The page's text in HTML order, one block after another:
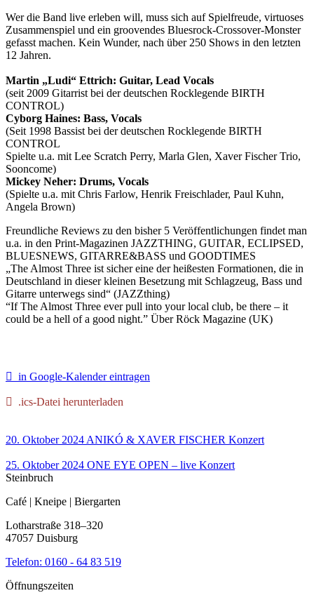
Wer die Band live erleben will, muss sich auf Spielfreude, virtuoses
Zusammenspiel und ein groovendes Bluesrock-Crossover-Monster
gefasst machen. Kein Wunder, nach über 250 Shows in den letzten
12 Jahren.
Martin „Ludi“ Ettrich: Guitar, Lead Vocals
(seit 2009 Gitarrist bei der deutschen Rocklegende BIRTH
CONTROL)
Cyborg Haines: Bass, Vocals
(Seit 1998 Bassist bei der deutschen Rocklegende BIRTH
CONTROL
Spielte u.a. mit Lee Scratch Perry, Marla Glen, Xaver Fischer Trio,
Sooncome)
Mickey Neher: Drums, Vocals
(Spielte u.a. mit Chris Farlow, Henrik Freischlader, Paul Kuhn,
Angela Brown)
Freundliche Reviews zu den bisher 5 Veröffentlichungen findet man
u.a. in den Print-Magazinen JAZZTHING, GUITAR, ECLIPSED,
BLUESNEWS, GITARRE&BASS und GOODTIMES
„The Almost Three ist sicher eine der heißesten Formationen, die in
Deutschland in dieser kleinen Besetzung mit Schlagzeug, Bass und
Gitarre unterwegs sind“ (JAZZthing)
“If The Almost Three ever pull into your local club, be there – it
could be a hell of a good night.” Über Röck Magazine (UK)
in Google-Kalender eintragen
.ics-Datei herunterladen
20. Oktober 2024 ANIKÓ & XAVER FISCHER Konzert
25. Oktober 2024 ONE EYE OPEN – live Konzert
Steinbruch
Café | Kneipe | Biergarten
Lotharstraße 318–320
47057 Duisburg
Telefon: 0160 - 64 83 519
Öffnungszeiten